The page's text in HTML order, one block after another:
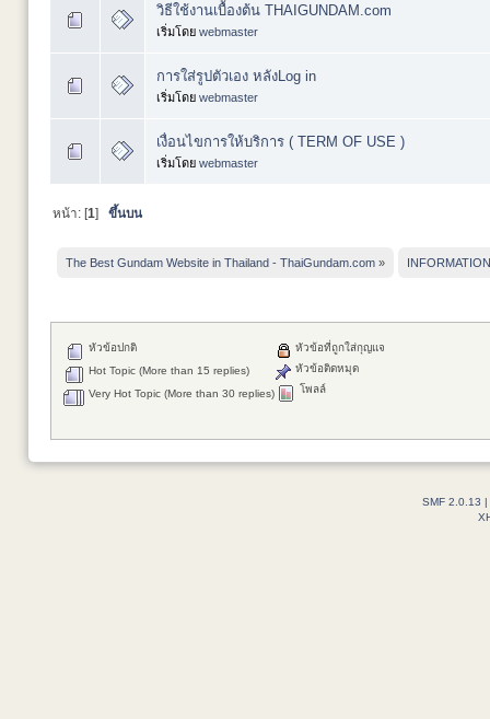
วิธีใช้งานเบื้องต้น THAIGUNDAM.com
เริ่มโดย webmaster
การใส่รูปตัวเอง หลังLog in
เริ่มโดย webmaster
เงื่อนไขการให้บริการ ( TERM OF USE )
เริ่มโดย webmaster
หน้า: [1] ขึ้นบน
The Best Gundam Website in Thailand - ThaiGundam.com » INFORMATION
หัวข้อปกติ
Hot Topic (More than 15 replies)
Very Hot Topic (More than 30 replies)
หัวข้อที่ถูกใส่กุญแจ
หัวข้อติดหมุด
โพลล์
SMF 2.0.13 |